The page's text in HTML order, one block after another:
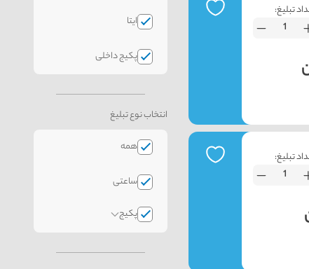
ایتا
پکیج داخلی
انتخاب نوع تبلیغ
همه
ساعتی
پکیج
تبلیغ:
تبلیغ: